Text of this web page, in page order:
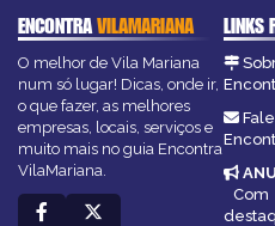
ENCONTRAVILAMARIANA
O melhor de Vila Mariana
num só lugar! Dicas, onde ir,
o que fazer, as melhores
empresas, locais, serviços e
muito mais no guia Encontra
VilaMariana.
LINKS
Com